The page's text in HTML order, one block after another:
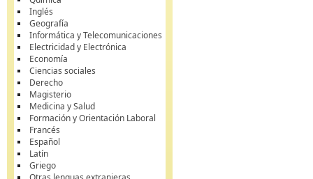
Inglés
Geografía
Informática y Telecomunicaciones
Electricidad y Electrónica
Economía
Ciencias sociales
Derecho
Magisterio
Medicina y Salud
Formación y Orientación Laboral
Francés
Español
Latín
Griego